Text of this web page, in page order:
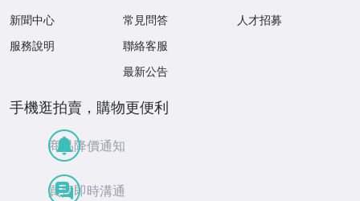
新聞中心
服務說明
常見問答
聯絡客服
最新公告
人才招募
手機逛拍賣，購物更便利
商品降價通知
買賣即時溝通